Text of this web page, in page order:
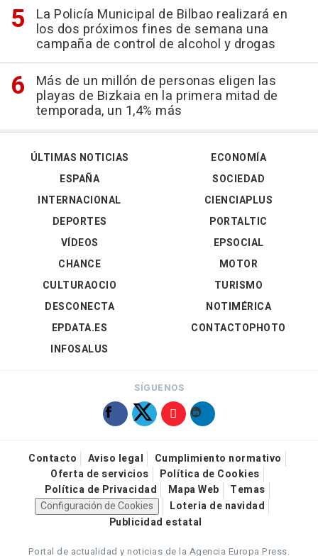
La Policía Municipal de Bilbao realizará en
los dos próximos fines de semana una
campaña de control de alcohol y drogas
Más de un millón de personas eligen las
playas de Bizkaia en la primera mitad de
temporada, un 1,4% más
ÚLTIMAS NOTICIAS
ESPAÑA
INTERNACIONAL
DEPORTES
VÍDEOS
ECONOMÍA
SOCIEDAD
CIENCIAPLUS
PORTALTIC
EPSOCIAL
CHANCE
CULTURAOCIO
DESCONECTA
EPDATA.ES
INFOSALUS
MOTOR
TURISMO
NOTIMÉRICA
CONTACTOPHOTO
SÍGUENOS
Contacto Aviso legal
Cumplimiento normativo
Oferta de servicios
Política de Cookies
Política de Privacidad
Mapa Web
Temas
Configuración de Cookies
Loteria de navidad
Publicidad estatal
Portal de actualidad y noticias de la Agencia Europa Press.